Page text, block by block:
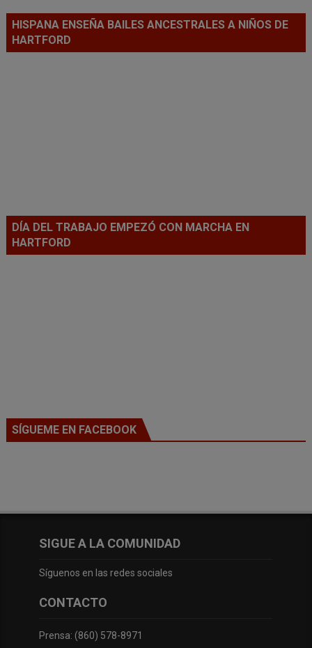
HISPANA ENSEÑA BAILES ANCESTRALES A NIÑOS DE
HARTFORD
DÍA DEL TRABAJO EMPEZÓ CON MARCHA EN
HARTFORD
SÍGUEME EN FACEBOOK
SIGUE A LA COMUNIDAD
Síguenos en las redes sociales
CONTACTO
Prensa: (860) 578-8971